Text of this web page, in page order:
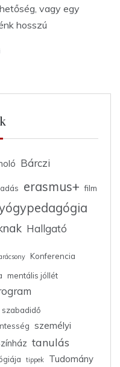
vagy egy
hosszú
Bárczi
erasmus+ film
Hallgató
Konferencia
mentális jóllét
szabadidő
személyi
tanulás
tippek Tudomány